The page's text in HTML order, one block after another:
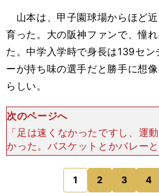
山本は、甲子園球場からほど
育った。大の阪神ファンで、憧
た。中学入学時で身長は139セン
ーが持ち味の選手だと勝手に想
らしい。
次のページへ
「足は速くなかったですし、運
かった。バスケットとかバレー
得意ではありませんでした」
野球チームに入り、野手と投手
時代も「ピッチャ
1 2 3 4
のページへ